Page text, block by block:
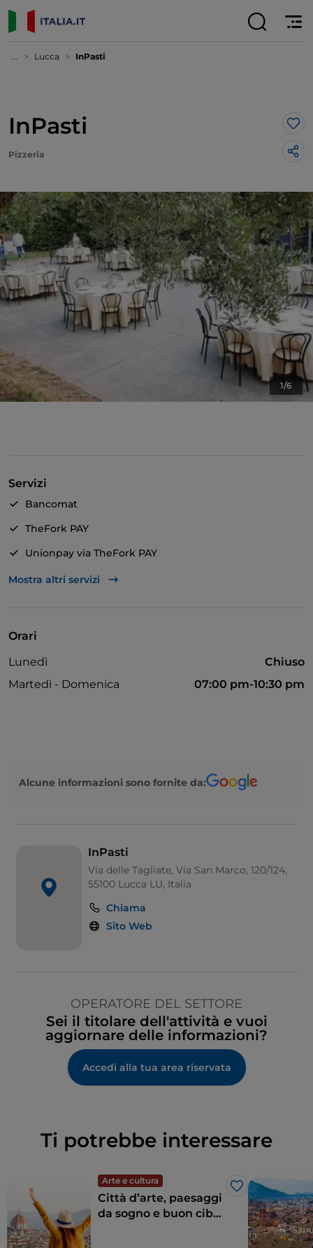
... Lucca InPasti
InPasti
Pizzeria
1/6
Servizi
Bancomat
TheFork PAY
Unionpay via TheFork PAY
Animali ammessi
Mostra altri servizi
Orari
Lunedì
Chiuso
Martedì - Domenica
07:00 pm-10:30 pm
Alcune informazioni sono fornite da:
InPasti
Via delle Tagliate, Via San Marco, 120/124,
55100 Lucca LU, Italia
Chiama
Sito Web
OPERATORE DEL SETTORE
Sei il titolare dell'attività e vuoi
aggiornare delle informazioni?
Accedi alla tua area riservata
Ti potrebbe interessare
Arte e cultura
Like
Città d’arte, paesaggi
da sogno e buon cibo: